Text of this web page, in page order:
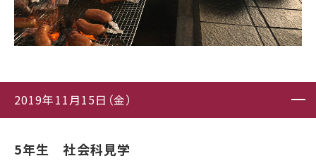
2019年11月15日（金）
5年生 社会科見学